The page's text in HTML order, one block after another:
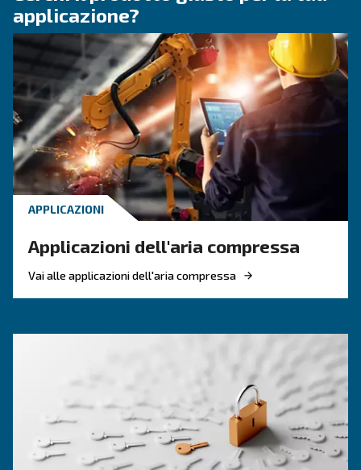
Tutto quello che c'è da
sugli essiccatori
L'essiccatore serve a eliminare il vapore
compressa. Queste macchine possono essere
principalmente nei settori in cui la qualità del
fa la differenza.